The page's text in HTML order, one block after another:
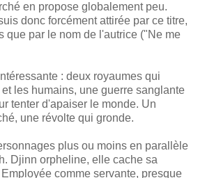
en propose globalement peu.
donc forcément attirée par ce titre,
que par le nom de l'autrice ("Ne me
: deux royaumes qui
les humains, une guerre sanglante
tenter d'apaiser le monde. Un
une révolte qui gronde.
plus ou moins en parallèle
Djinn orpheline, elle cache sa
comme servante, presque